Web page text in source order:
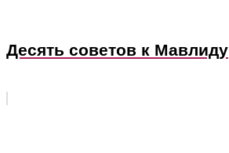
Десять советов к Мавлиду